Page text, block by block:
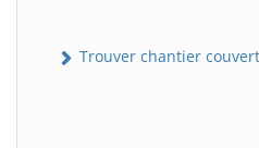
Trouver chantier